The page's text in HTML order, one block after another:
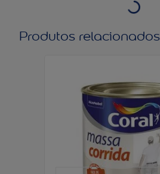
Produtos relacionados